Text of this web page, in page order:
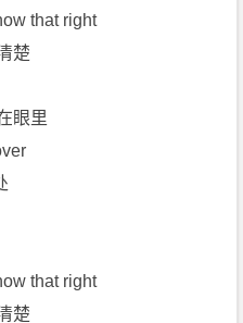
4]
m
that right
楚
眼里
that right
楚